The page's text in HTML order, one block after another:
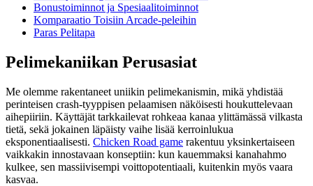
Bonustoiminnot ja Spesiaalitoiminnot
Komparaatio Toisiin Arcade-peleihin
Paras Pelitapa
Pelimekaniikan Perusasiat
Me olemme rakentaneet uniikin pelimekanismin, mikä yhdistää
perinteisen crash-tyyppisen pelaamisen näköisesti houkuttelevaan
aihepiiriin. Käyttäjät tarkkailevat rohkeaa kanaa ylittämässä vilkasta
tietä, sekä jokainen läpäisty vaihe lisää kerroinlukua
eksponentiaalisesti. Chicken Road game rakentuu yksinkertaiseen
vaikkakin innostavaan konseptiin: kun kauemmaksi kanahahmo
kulkee, sen massiivisempi voittopotentiaali, kuitenkin myös vaara
kasvaa.